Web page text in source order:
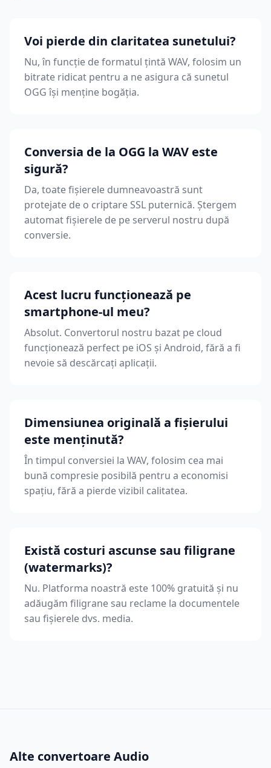
Voi pierde din claritatea sunetului?
Nu, în funcție de formatul țintă WAV, folosim un
bitrate ridicat pentru a ne asigura că sunetul
OGG își menține bogăția.
Conversia de la OGG la WAV este
sigură?
Da, toate fișierele dumneavoastră sunt
protejate de o criptare SSL puternică. Ștergem
automat fișierele de pe serverul nostru după
conversie.
Acest lucru funcționează pe
smartphone-ul meu?
Absolut. Convertorul nostru bazat pe cloud
funcționează perfect pe iOS și Android, fără a fi
nevoie să descărcați aplicații.
Dimensiunea originală a fișierului
este menținută?
În timpul conversiei la WAV, folosim cea mai
bună compresie posibilă pentru a economisi
spațiu, fără a pierde vizibil calitatea.
Există costuri ascunse sau filigrane
(watermarks)?
Nu. Platforma noastră este 100% gratuită și nu
adăugăm filigrane sau reclame la documentele
sau fișierele dvs. media.
Alte convertoare Audio